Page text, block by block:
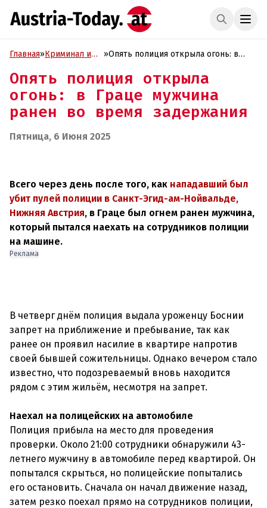
Главная»Криминал и
»Опять полиция открыла огонь: в
задержания
Опять полиция открыла
огонь: в Граце мужчина
ранен во время задержания
Пятница, 6 Июня 2025
Всего через день после того, как нападавший был
убит пулей полиции в Санкт-Эгид-ам-Нойвальде,
Нижняя Австрия, в Граце был огнем ранен мужчина,
который пытался наехать на сотрудников полиции
на машине.
Реклама
В четверг днём полиция выдала уроженцу Боснии
запрет на приближение и пребывание, так как
ранее он проявил насилие в квартире напротив
своей бывшей сожительницы. Однако вечером стало
известно, что подозреваемый вновь находится
рядом с этим жильём, несмотря на запрет.
Наехал на полицейских на автомобиле
Полиция прибыла на место для проведения
проверки. Около 21:00 сотрудники обнаружили 43-
летнего мужчину в автомобиле перед квартирой. Он
попытался скрыться, но полицейские попытались
его остановить. Сначала он начал движение назад,
затем резко поехал прямо на сотрудников полиции,